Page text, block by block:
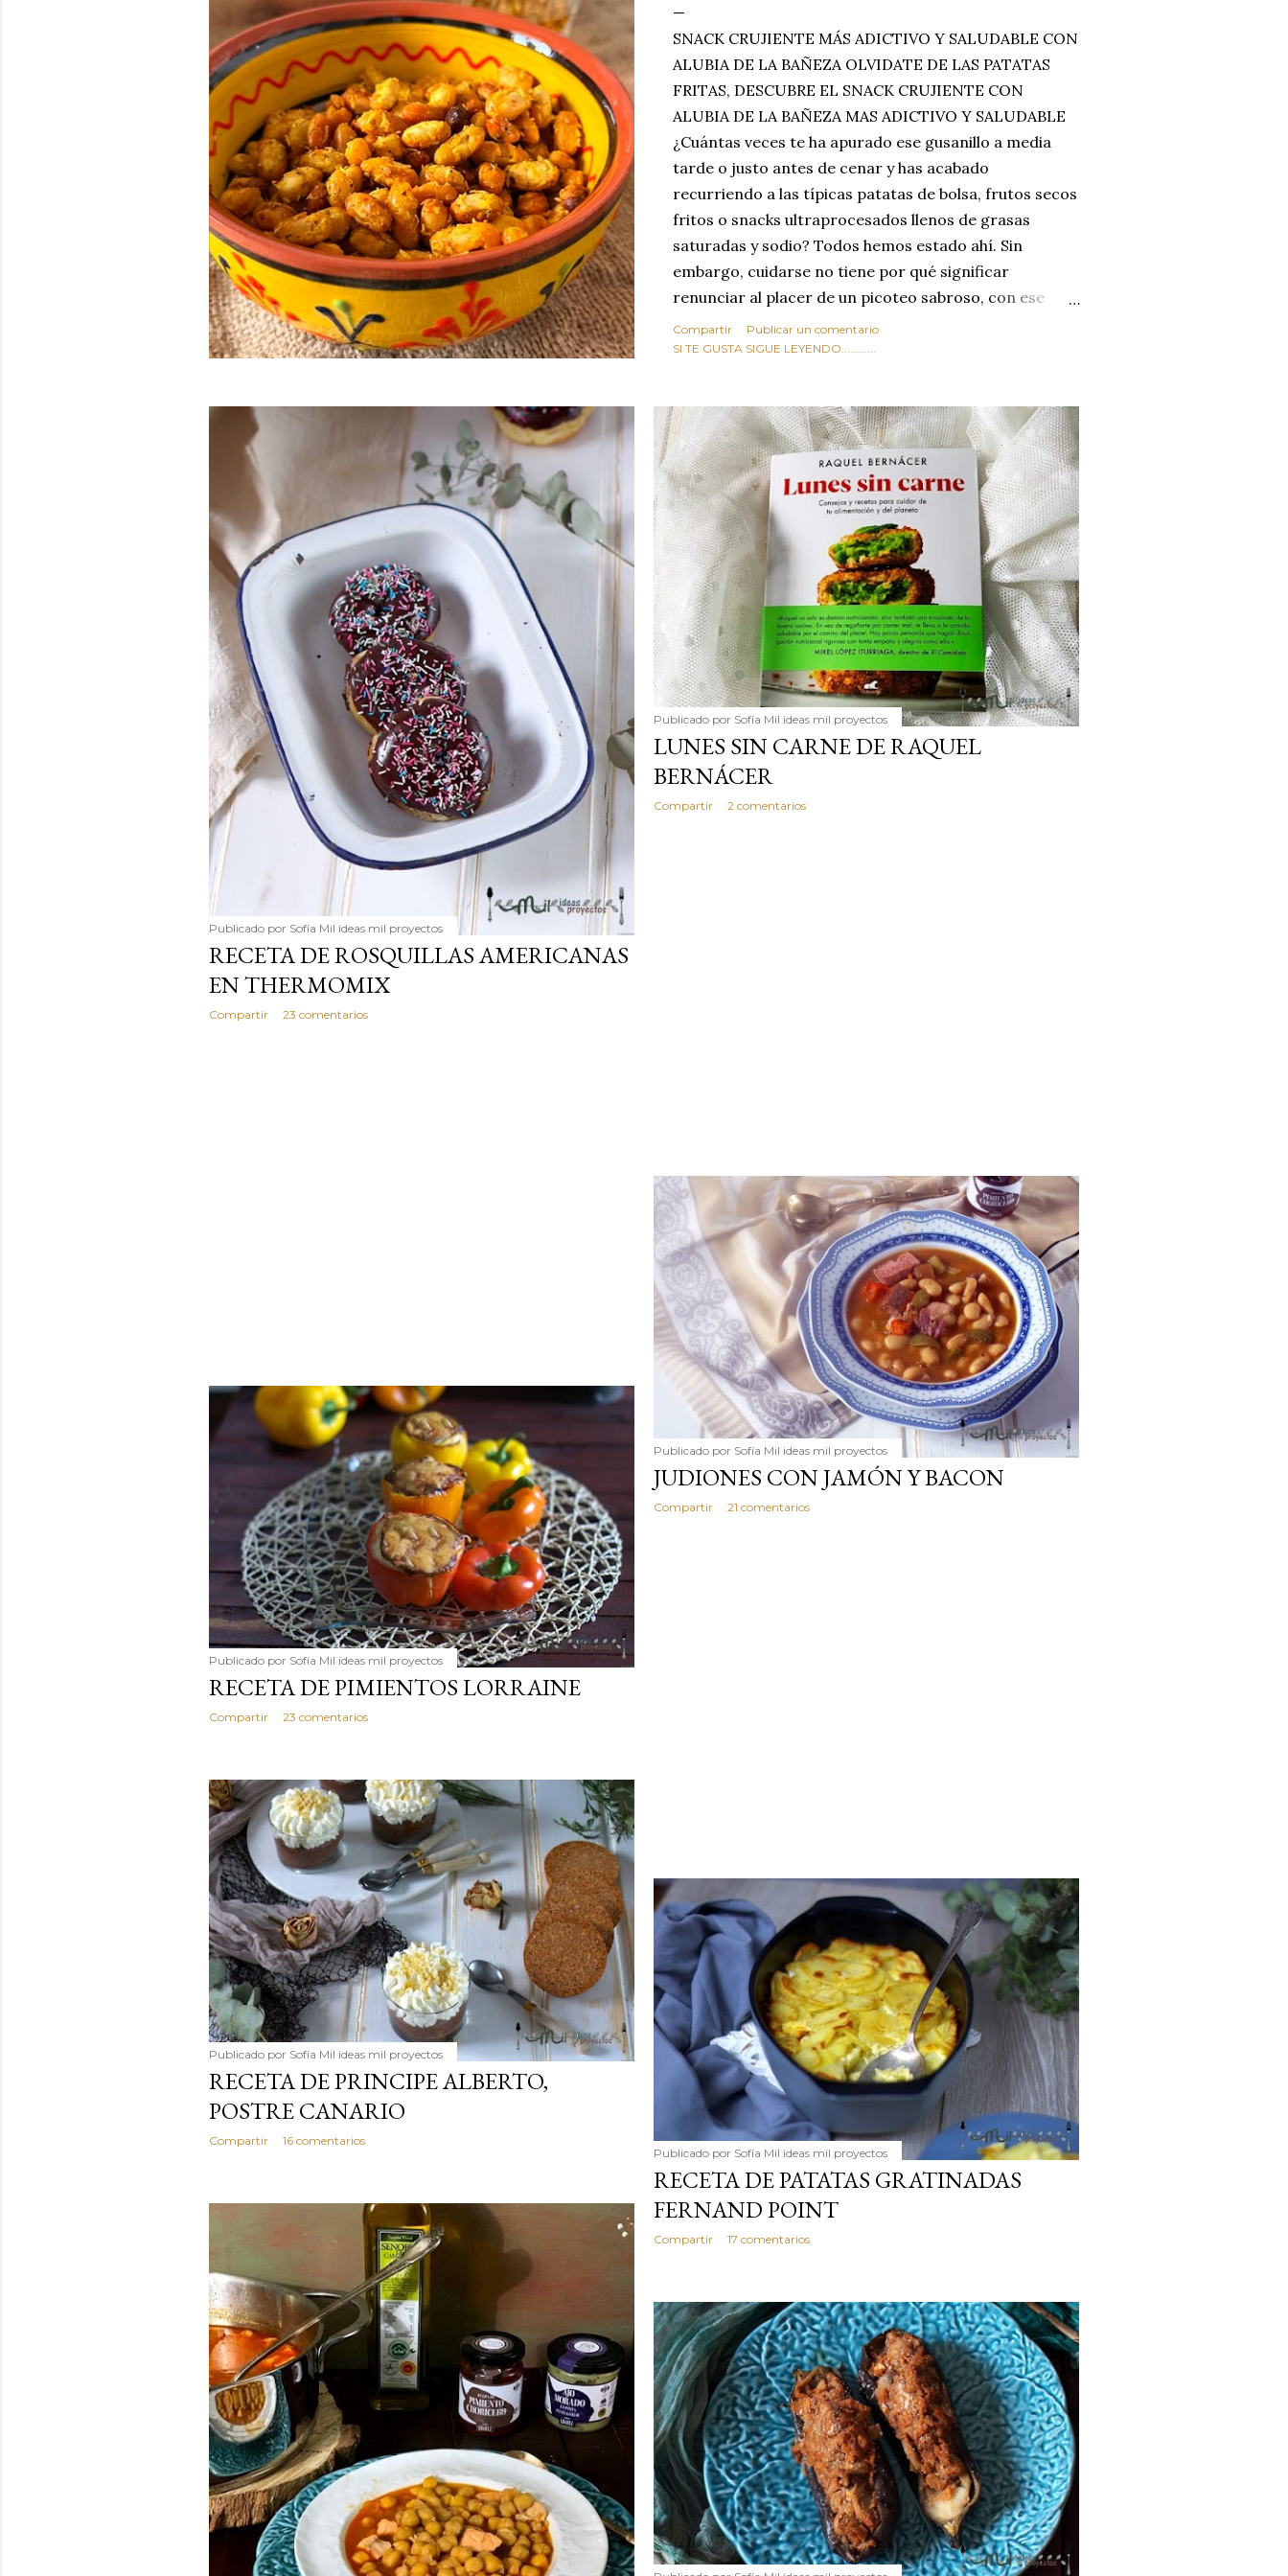
SNACK CRUJIENTE MÁS ADICTIVO Y SALUDABLE CON
ALUBIA DE LA BAÑEZA OLVIDATE DE LAS PATATAS
FRITAS, DESCUBRE EL SNACK CRUJIENTE CON
ALUBIA DE LA BAÑEZA MAS ADICTIVO Y SALUDABLE
¿Cuántas veces te ha apurado ese gusanillo a media
tarde o justo antes de cenar y has acabado
recurriendo a las típicas patatas de bolsa, frutos secos
fritos o snacks ultraprocesados llenos de grasas
saturadas y sodio? Todos hemos estado ahí. Sin
embargo, cuidarse no tiene por qué significar
renunciar al placer de un picoteo sabroso, con ese
toque tostado y crujiente que tanto nos satisface.
Estas alubias crujientes al horno van a cambiar por
tradicionales y copiosos de invierno. Con esta receta
simple pero revolucionaria, transformaremos un
ingrediente tan humilde como la alubia de La Bañeza
en un snack ligero, dorado, cargado de proteína y
100% natural. Es el sustituto perfecto a los frutos se...
Compartir
Publicar un comentario
SI TE GUSTA SIGUE LEYENDO............
Publicado por Sofía Mil ideas mil proyectos
RECETA DE ROSQUILLAS AMERICANAS
EN THERMOMIX
Compartir 23 comentarios
Publicado por Sofía Mil ideas mil proyectos
LUNES SIN CARNE DE RAQUEL
BERNÁCER
Compartir 2 comentarios
Publicado por Sofía Mil ideas mil proyectos
JUDIONES CON JAMÓN Y BACON
Compartir 21 comentarios
Publicado por Sofía Mil ideas mil proyectos
RECETA DE PIMIENTOS LORRAINE
Compartir 23 comentarios
Publicado por Sofía Mil ideas mil proyectos
RECETA DE PRINCIPE ALBERTO,
POSTRE CANARIO
Compartir
16 comentarios
Publicado por Sofía Mil ideas mil proyectos
RECETA DE PATATAS GRATINADAS
FERNAND POINT
Compartir 17 comentarios